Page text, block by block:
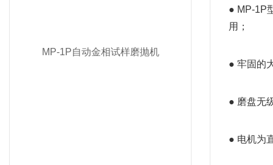
MP-1P自动金相试样磨抛机
● MP-1P
用；
● 牢固的
● 磨盘无
● 电机为